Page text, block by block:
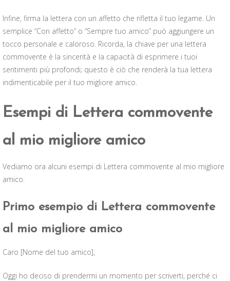
Infine, firma la lettera con un affetto che rifletta il tuo legame. Un
semplice “Con affetto” o “Sempre tuo amico” può aggiungere un
tocco personale e caloroso. Ricorda, la chiave per una lettera
commovente è la sincerità e la capacità di esprimere i tuoi
sentimenti più profondi; questo è ciò che renderà la tua lettera
indimenticabile per il tuo migliore amico.
Esempi di Lettera commovente
al mio migliore amico
Vediamo ora alcuni esempi di Lettera commovente al mio migliore
amico.
Primo esempio di Lettera commovente
al mio migliore amico
Caro [Nome del tuo amico],
Oggi ho deciso di prendermi un momento per scriverti, perché ci